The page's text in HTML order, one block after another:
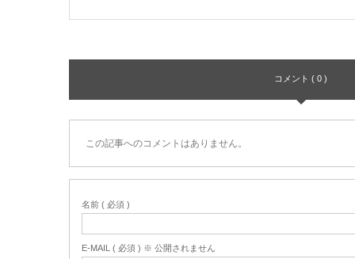
コメント ( 0 )
この記事へのコメントはありません。
名前 ( 必須 )
E-MAIL ( 必須 ) ※ 公開されません